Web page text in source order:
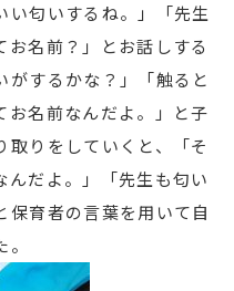
い匂いするね。」「先生
名前？」とお話しする
がするかな？」「触ると
お名前なんだよ。」と子
取りをしていくと、「そ
んだよ。」「先生も匂い
保育者の言葉を用いて自